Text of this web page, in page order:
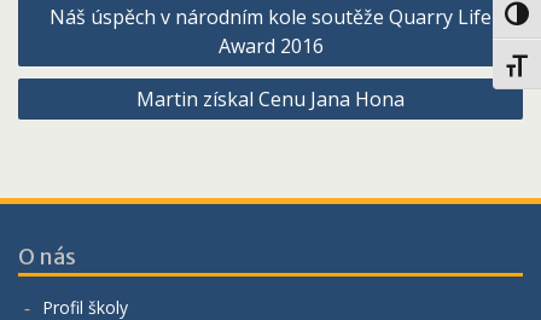
příspěvek
Náš úspěch v národním kole soutěže Quarry Life
Award 2016
Martin získal Cenu Jana Hona
O nás
Profil školy